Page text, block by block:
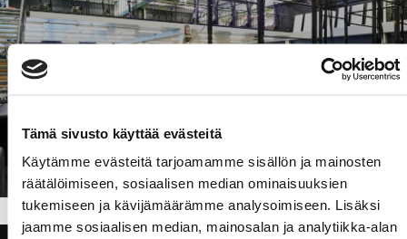
Tämä sivusto käyttää evästeitä
Käytämme evästeitä tarjoamamme sisällön ja mainosten
räätälöimiseen, sosiaalisen median ominaisuuksien
tukemiseen ja kävijämäärämme analysoimiseen. Lisäksi
jaamme sosiaalisen median, mainosalan ja analytiikka-alan